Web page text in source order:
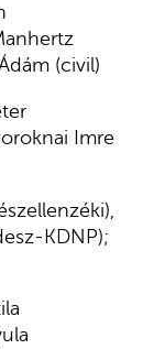
(civil)
Imre
KDNP);